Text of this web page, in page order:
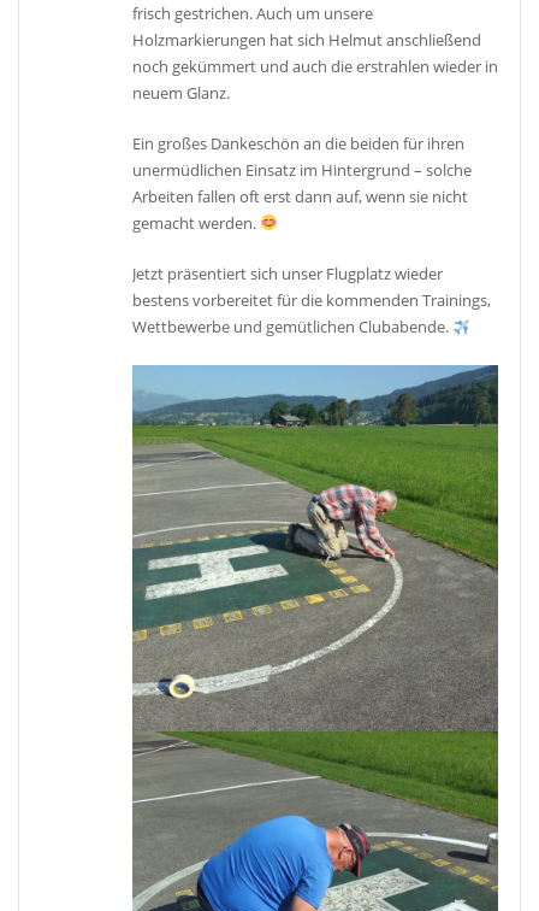
frisch gestrichen. Auch um unsere
Holzmarkierungen hat sich Helmut anschließend
noch gekümmert und auch die erstrahlen wieder in
neuem Glanz.
Ein großes Dankeschön an die beiden für ihren
unermüdlichen Einsatz im Hintergrund – solche
Arbeiten fallen oft erst dann auf, wenn sie nicht
gemacht werden.
Jetzt präsentiert sich unser Flugplatz wieder
bestens vorbereitet für die kommenden Trainings,
Wettbewerbe und gemütlichen Clubabende.